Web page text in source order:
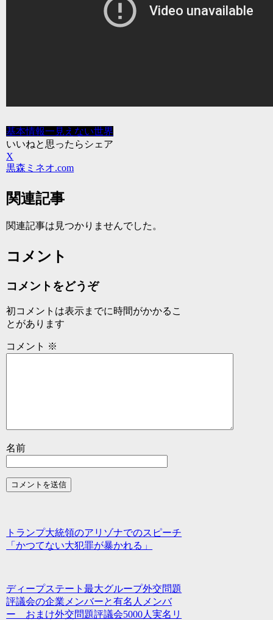
基本情報一 見えない世界
いいねと思ったらシェア
X
黒森ミネオ.com
関連記事
関連記事は見つかりませんでした。
コメント
コメントをどうぞ
初コメントは表示までに時間がかかるこ
とがあります
コメント ※
名前
トランプ大統領のアリゾナでのスピーチ
「かつてない大犯罪が暴かれる」
ディープステート最大グループ外交問題
評議会の企業メンバーと有名人メンバ
ー おまけ外交問題評議会5000人実名リ